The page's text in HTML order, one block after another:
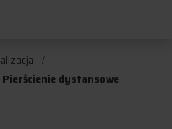
Pierścienie dystansowe